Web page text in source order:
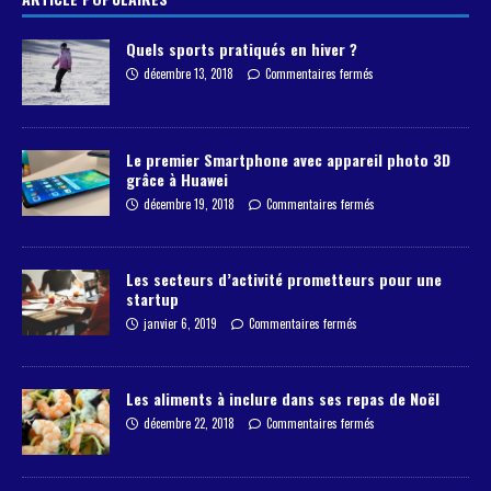
Quels sports pratiqués en hiver ?
décembre 13, 2018 Commentaires fermés
Le premier Smartphone avec appareil photo 3D
grâce à Huawei
décembre 19, 2018 Commentaires fermés
Les secteurs d’activité prometteurs pour une
startup
janvier 6, 2019 Commentaires fermés
Les aliments à inclure dans ses repas de Noël
décembre 22, 2018 Commentaires fermés